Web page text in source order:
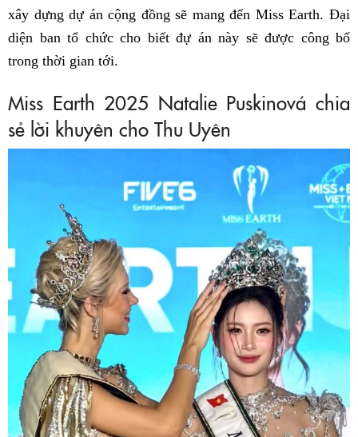
xây dựng dự án cộng đồng sẽ mang đến Miss Earth. Đại
diện ban tổ chức cho biết đự án này sẽ được công bố
trong thời gian tới.
Miss Earth 2025 Natalie Puskinová chia
sẻ lời khuyên cho Thu Uyên